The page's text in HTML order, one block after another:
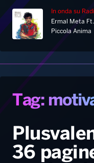
Home
Notizie
Locali
Musica
Sport
Playlist
Gallery
Radio Norba
Voce al Bari
In onda su
Ermal Meta
Piccola Anima
Tag:
36